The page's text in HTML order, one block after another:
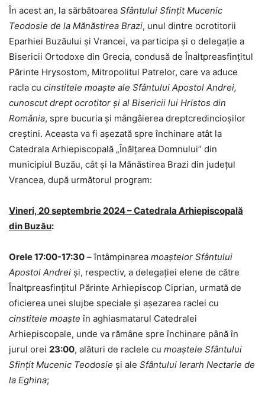
În acest an, la sărbătoarea Sfântului Sfințit Mucenic
Teodosie de la Mănăstirea Brazi, unul dintre ocrotitorii
Eparhiei Buzăului și Vrancei, va participa și o delegație a
Bisericii Ortodoxe din Grecia, condusă de Înaltpreasfințitul
Părinte Hrysostom, Mitropolitul Patrelor, care va aduce
racla cu cinstitele moaște ale Sfântului Apostol Andrei,
cunoscut drept ocrotitor și al Bisericii lui Hristos din
România, spre bucuria și mângâierea dreptcredincioșilor
creștini. Aceasta va fi așezată spre închinare atât la
Catedrala Arhiepiscopală „Înălțarea Domnului” din
municipiul Buzău, cât și la Mănăstirea Brazi din județul
Vrancea, după următorul program:
Vineri, 20 septembrie 2024 – Catedrala Arhiepiscopală
din Buzău:
Orele 17:00-17:30 – întâmpinarea moaștelor Sfântului
Apostol Andrei și, respectiv, a delegației elene de către
Înaltpreasfințitul Părinte Arhiepiscop Ciprian, urmată de
oficierea unei slujbe speciale și așezarea raclei cu
cinstitele moaște în aghiasmatarul Catedralei
Arhiepiscopale, unde va rămâne spre închinare până în
jurul orei 23:00, alături de raclele cu moaștele Sfântului
Sfințit Mucenic Teodosie și ale Sfântului Ierarh Nectarie de
la Eghina;